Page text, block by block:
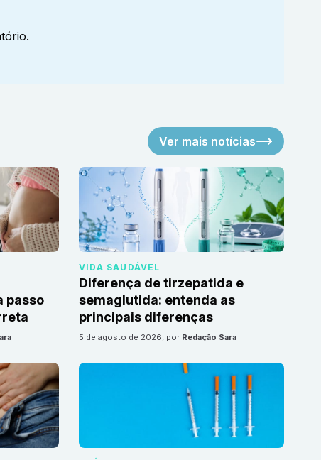
Ver mais notícias
passo
VIDA SAUDÁVEL
Diferença de tirzepatida e
semaglutida: entenda as
principais diferenças
5 de agosto de 2026, por Redação Sara